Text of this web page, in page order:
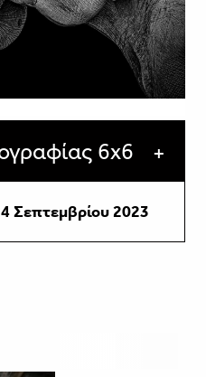
6x6
Σεπτεμβρίου 2023